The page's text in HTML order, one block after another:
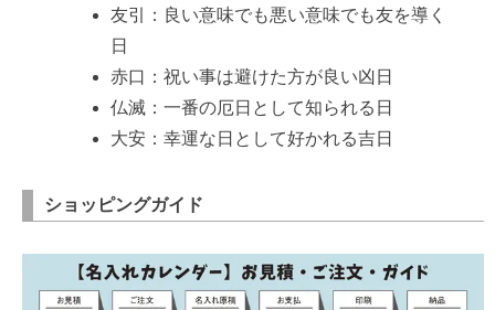
友引：良い意味でも悪い意味でも友を導く
日
赤口：祝い事は避けた方が良い凶日
仏滅：一番の厄日として知られる日
大安：幸運な日として好かれる吉日
ショッピングガイド